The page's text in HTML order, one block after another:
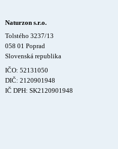
Naturzon s.r.o.
Tolstého 3237/13
058 01 Poprad
Slovenská republika
IČO: 52131050
DIČ: 2120901948
IČ DPH: SK2120901948